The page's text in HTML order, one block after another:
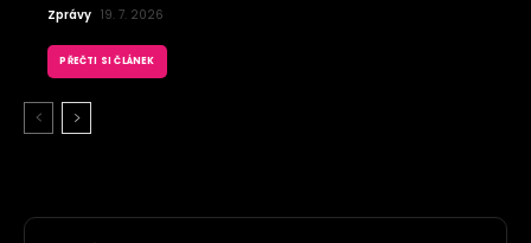
Zprávy 19. 7. 2026
PŘEČTI SI ČLÁNEK